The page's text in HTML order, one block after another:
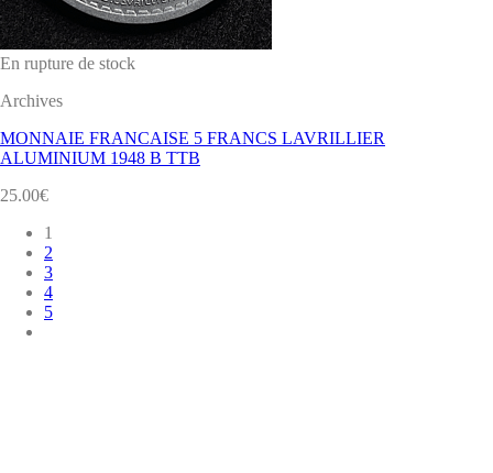
En rupture de stock
Archives
MONNAIE FRANCAISE 5 FRANCS LAVRILLIER
ALUMINIUM 1948 B TTB
25.00€
1
2
3
4
5